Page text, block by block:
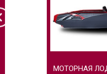
МОТОРНАЯ